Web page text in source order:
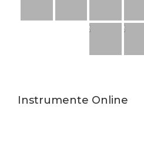
Instrumente Online